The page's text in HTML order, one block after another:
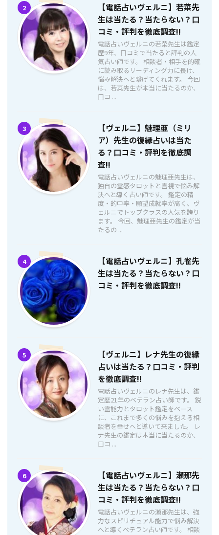
2
【電話占いヴェルニ】若菜先
生は当たる？当たらない？口
コミ・評判を徹底調査!!
電話占いヴェルニの若菜先生は鑑定
歴9年、口コミで当たると評判の人
気占い師です。 相談者・相手を的確
に読み取るリーディング力に長け、
悩み解決へと繋げてくれます。 今回
は、若菜先生が本当に当たるのか、
口コ ...
3
【ヴェルニ】魅理亜（ミリ
ア）先生の復縁占いは当た
る？口コミ・評判を徹底調
査!!
電話占いヴェルニの魅理亜先生は、
独自の霊感タロットと霊視で悩み解
決へと導く占い師です。 鑑定の精
度・的中率・願望成就率が高く、ヴ
ェルニでトップクラスの人気を誇り
ます。 今回、魅理亜先生の鑑定が当
たるの ...
4
【電話占いヴェルニ】孔雀先
生は当たる？当たらない？口
コミ・評判を徹底調査!!
5
【ヴェルニ】レナ先生の復縁
占いは当たる？口コミ・評判
を徹底調査!!
電話占いヴェルニのレナ先生は、鑑
定歴21年のベテラン占い師です。 鋭
い霊能力とタロット鑑定をベース
に、これまで多くの悩みを抱える相
談者を幸せへと導いて来ました。 レ
ナ先生の鑑定は本当に当たるのか、
口コ ...
6
【電話占いヴェルニ】瀬那先
生は当たる？当たらない？口
コミ・評判を徹底調査!!
電話占いヴェルニの瀬那先生は、強
力なスピリチュアル能力で悩み解決
へと導くベテラン占い師です。 相談